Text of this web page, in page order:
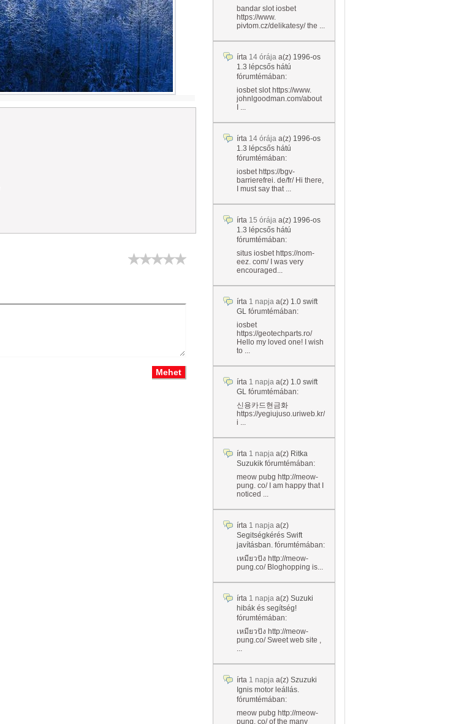
bandar slot iosbet
https://www.
pivtom.cz/delikatesy/ the ...
írta 14 órája a(z) 1996-os
1.3 lépcsős hátú
fórumtémában:
iosbet slot https://www.
johnlgoodman.com/about
I ...
írta 14 órája a(z) 1996-os
1.3 lépcsős hátú
fórumtémában:
iosbet https://bgv-
barrierefrei. de/fr/ Hi there,
I must say that ...
írta 15 órája a(z) 1996-os
1.3 lépcsős hátú
fórumtémában:
situs iosbet https://nom-
eez. com/ I was very
encouraged...
írta 1 napja a(z) 1.0 swift
GL fórumtémában:
iosbet
https://geotechparts.ro/
Hello my loved one! I wish
to ...
írta 1 napja a(z) 1.0 swift
GL fórumtémában:
신용카드현금화
https://yegiujuso.uriweb.kr/
i ...
írta 1 napja a(z) Ritka
Suzukik fórumtémában:
meow pubg http://meow-
pung. co/ I am happy that I
noticed ...
írta 1 napja a(z)
Segitségkérés Swift
javításban. fórumtémában:
เหมียวปัง http://meow-
pung.co/ Bloghopping is...
írta 1 napja a(z) Suzuki
hibák és segítség!
fórumtémában:
เหมียวปัง http://meow-
pung.co/ Sweet web site ,
...
írta 1 napja a(z) Szuzuki
Ignis motor leállás.
fórumtémában:
meow pubg http://meow-
pung. co/ of the many